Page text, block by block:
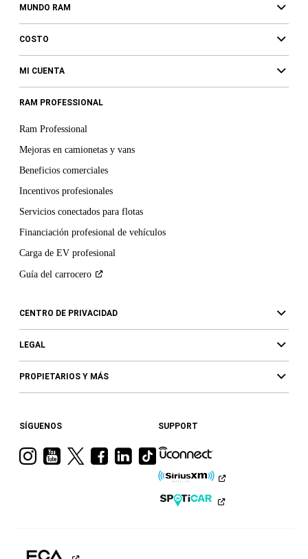
MUNDO RAM
COSTO
MI CUENTA
RAM PROFESSIONAL
Ram Professional
Mejoras en camionetas y vans
Beneficios comerciales
Incentivos profesionales
Servicios conectados para flotas
Financiación profesional de vehículos
Carga de EV profesional
Guía del carrocero
CENTRO DE PRIVACIDAD
LEGAL
PROPIETARIOS Y MÁS
SÍGUENOS
VisitaVisitaVisitaVisitaVisita
Ram
Visita
a
Ram
en
SUPPORT